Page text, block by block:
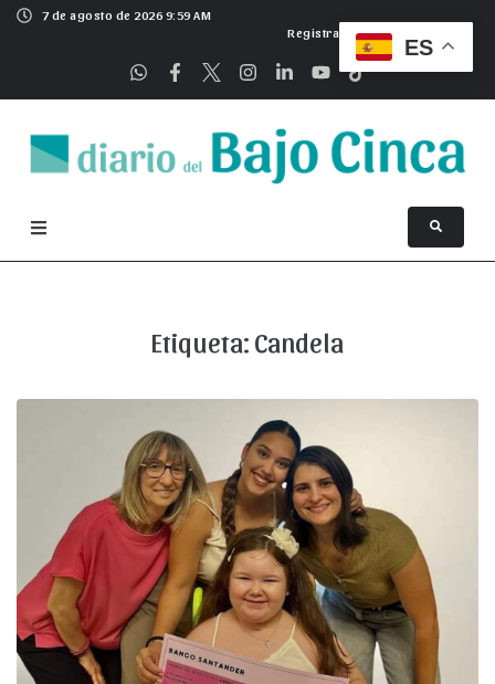
7 de agosto de 2026 9:59 AM
Registrarse
Etiqueta: Candela
ES